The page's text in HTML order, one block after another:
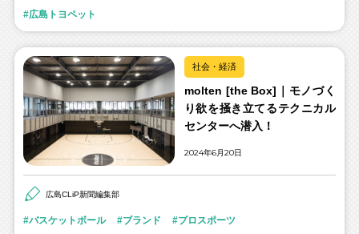
広島トヨペット
社会・経済
molten [the Box]｜モノづく
り欲を掻き立てるテクニカル
センターへ潜入！
2024年6月20日
広島CLiP新聞編集部
バスケットボール ブランド
プロスポーツ